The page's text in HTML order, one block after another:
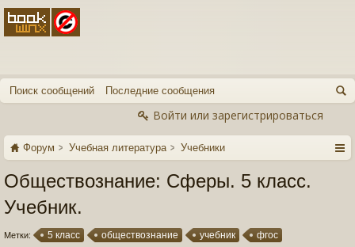
Поиск сообщений Последние сообщения
Войти или зарегистрироваться
Форум Учебная литература Учебники
Обществознание: Сферы. 5 класс.
Учебник.
Метки: 5 класс обществознание учебник фгос